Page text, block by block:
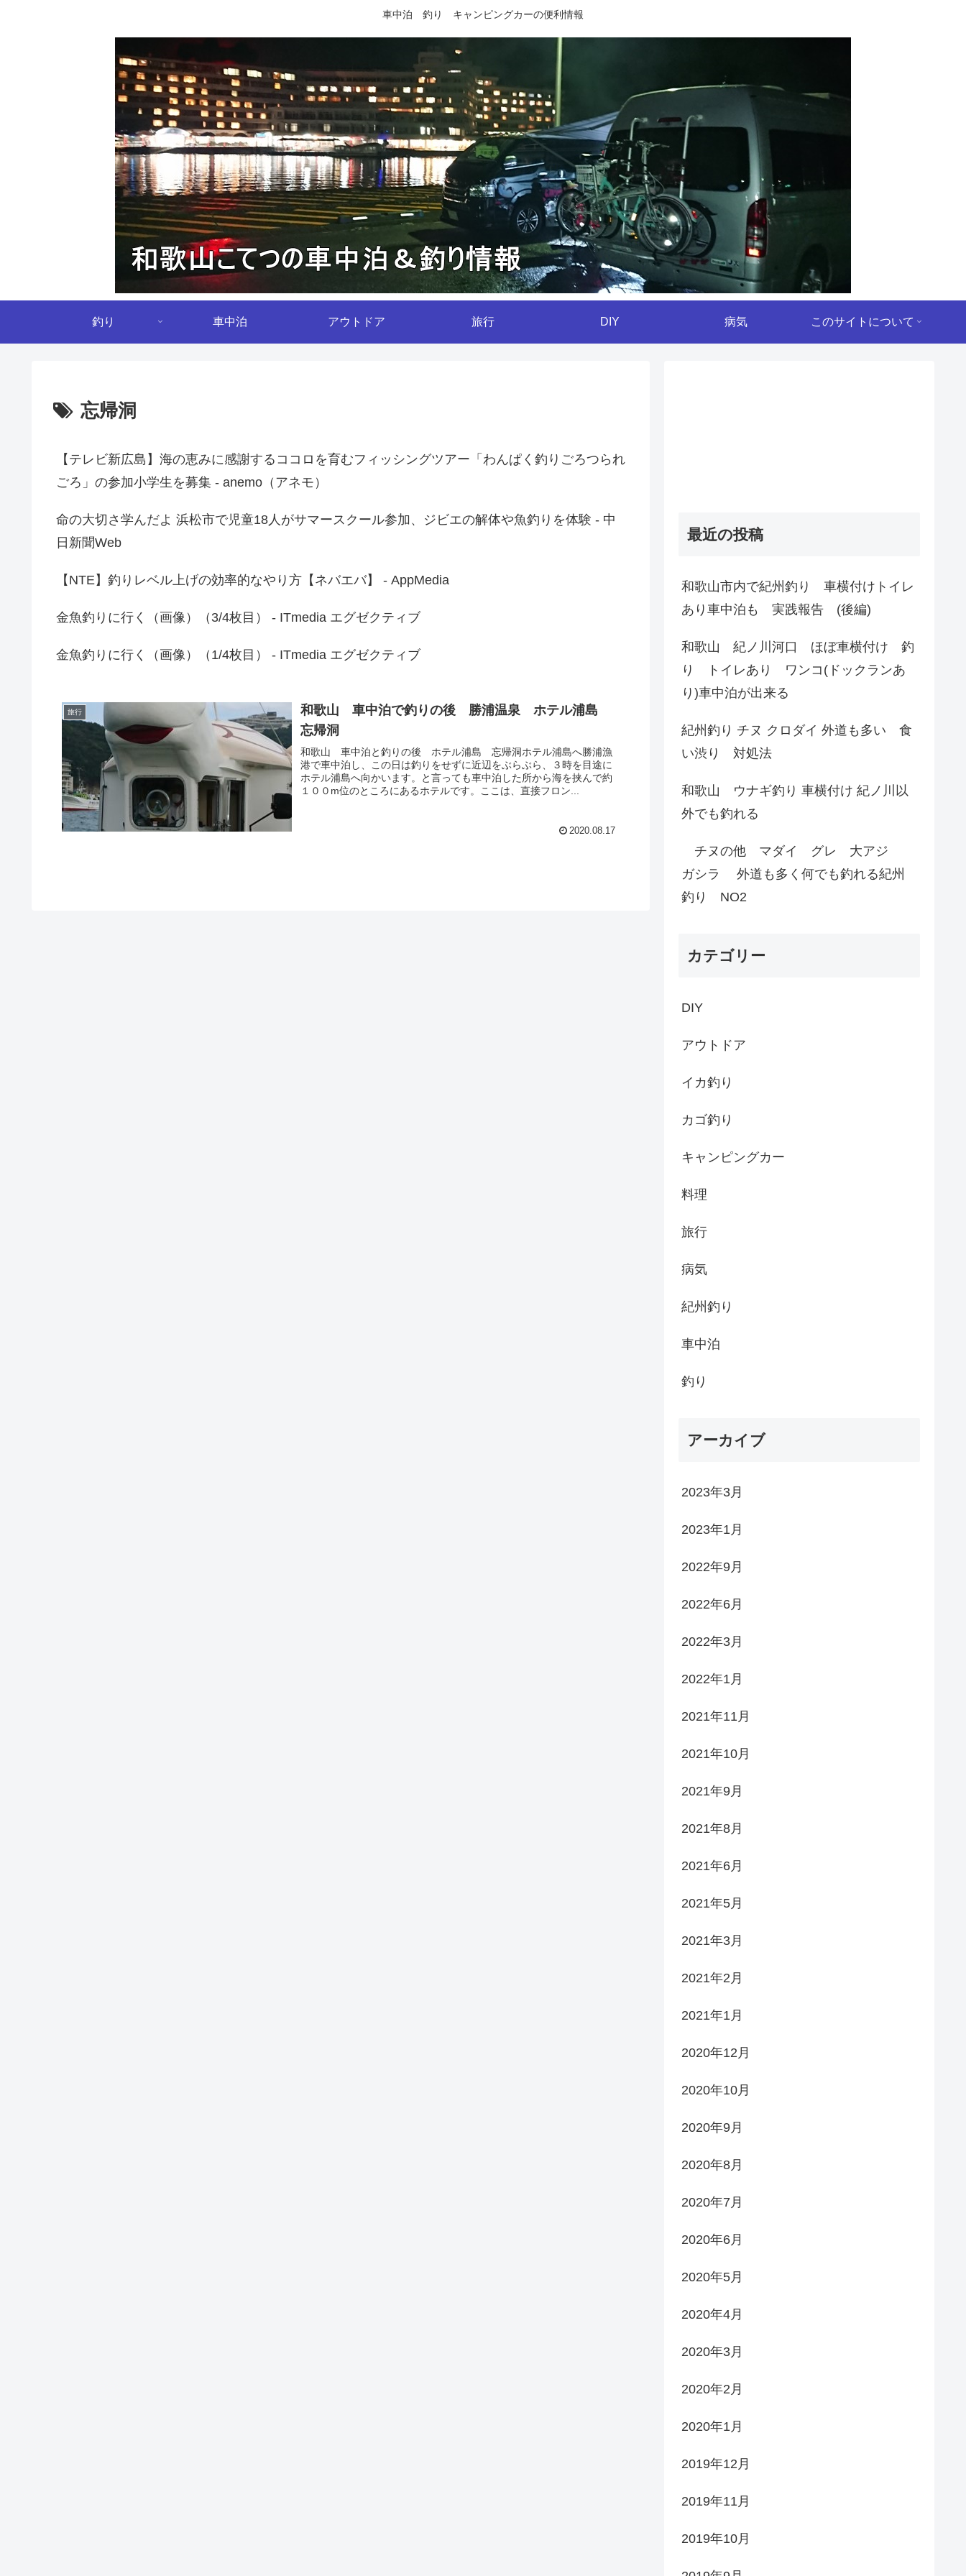
車中泊 釣り キャンピングカーの便利情報
釣り 車中泊 アウトドア 旅行 DIY 病気 このサイトについて
忘帰洞
【テレビ新広島】海の恵みに感謝するココロを育むフィッシングツアー「わんぱく釣りごろつられ
ごろ」の参加小学生を募集 - anemo（アネモ）
命の大切さ学んだよ 浜松市で児童18人がサマースクール参加、ジビエの解体や魚釣りを体験 - 中
日新聞Web
【NTE】釣りレベル上げの効率的なやり方【ネバエバ】 - AppMedia
金魚釣りに行く（画像）（3/4枚目） - ITmedia エグゼクティブ
金魚釣りに行く（画像）（1/4枚目） - ITmedia エグゼクティブ
旅行
和歌山 車中泊で釣りの後 勝浦温泉 ホテル浦島
忘帰洞
和歌山 車中泊と釣りの後 ホテル浦島 忘帰洞ホテル浦島へ勝浦漁
港で車中泊し、この日は釣りをせずに近辺をぶらぶら、３時を目途に
ホテル浦島へ向かいます。と言っても車中泊した所から海を挟んで約
１００m位のところにあるホテルです。ここは、直接フロン...
2020.08.17
最近の投稿
和歌山市内で紀州釣り 車横付けトイレ
あり車中泊も 実践報告 (後編)
和歌山 紀ノ川河口 ほぼ車横付け 釣
り トイレあり ワンコ(ドックランあ
り)車中泊が出来る
紀州釣り チヌ クロダイ 外道も多い 食
い渋り 対処法
和歌山 ウナギ釣り 車横付け 紀ノ川以
外でも釣れる
チヌの他 マダイ グレ 大アジ
ガシラ 外道も多く何でも釣れる紀州
釣り NO2
カテゴリー
DIY
アウトドア
イカ釣り
カゴ釣り
キャンピングカー
料理
旅行
病気
紀州釣り
車中泊
釣り
アーカイブ
2023年3月
2023年1月
2022年9月
2022年6月
2022年3月
2022年1月
2021年11月
2021年10月
2021年9月
2021年8月
2021年6月
2021年5月
2021年3月
2021年2月
2021年1月
2020年12月
2020年10月
2020年9月
2020年8月
2020年7月
2020年6月
2020年5月
2020年4月
2020年3月
2020年2月
2020年1月
2019年12月
2019年11月
2019年10月